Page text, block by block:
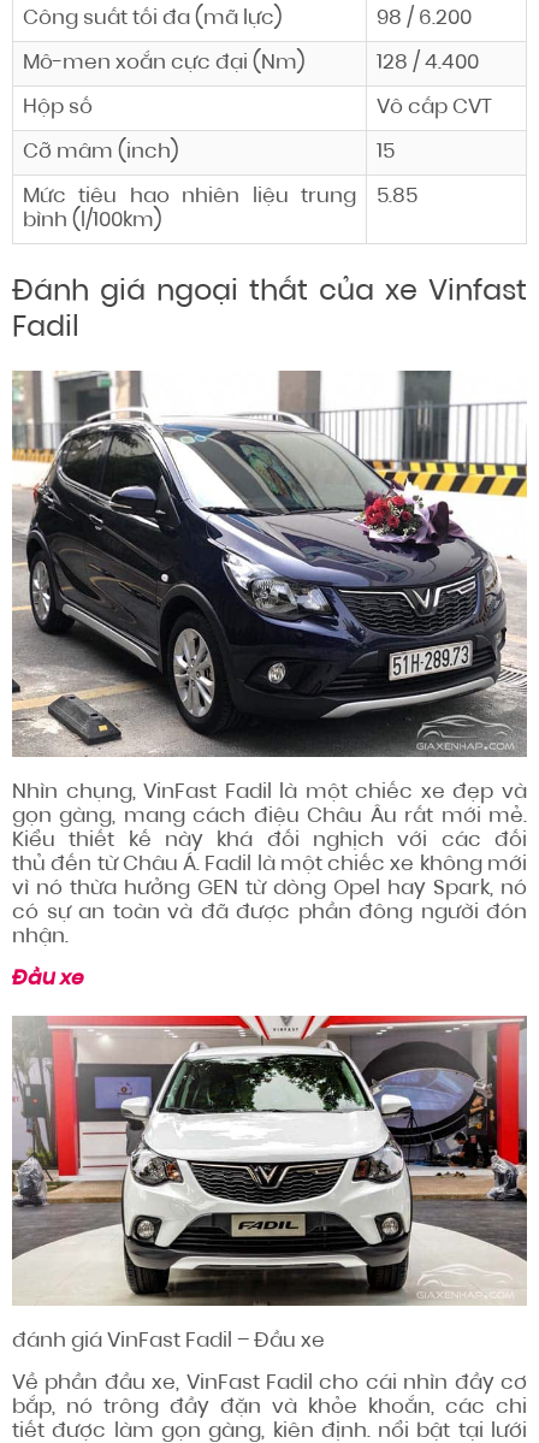
Công suất tối đa (mã lực) 98 / 6.200
Mô-men xoắn cực đại (Nm) 128 / 4.400
Hộp số Vô cấp CVT
Cỡ mâm (inch) 15
Mức tiêu hao nhiên liệu trung
bình (l/100km)
5.85
Đánh giá ngoại thất của xe Vinfast
Fadil
Nhìn chụng, VinFast Fadil là một chiếc xe đẹp và
gọn gàng, mangcách điệu Châu Âu rất mới mẻ.
Kiểu thiết kế này khá đối nghịch với các đối
thủđến từChâu Á. Fadil là một chiếc xe không mới
vì nó thừa hưởng GEN từ dòng Opel hay Spark, nó
có sự an toàn và đã được phần đông người đón
nhận.
Đầu xe
đánh giá VinFast Fadil – Đầu xe
Về phần đầu xe, VinFast Fadil cho cái nhìn đầy cơ
bắp, nó trông đầy đặn và khỏe khoắn, các chi
tiết được làm gọn gàng, kiên định. nổi bật tại lưới